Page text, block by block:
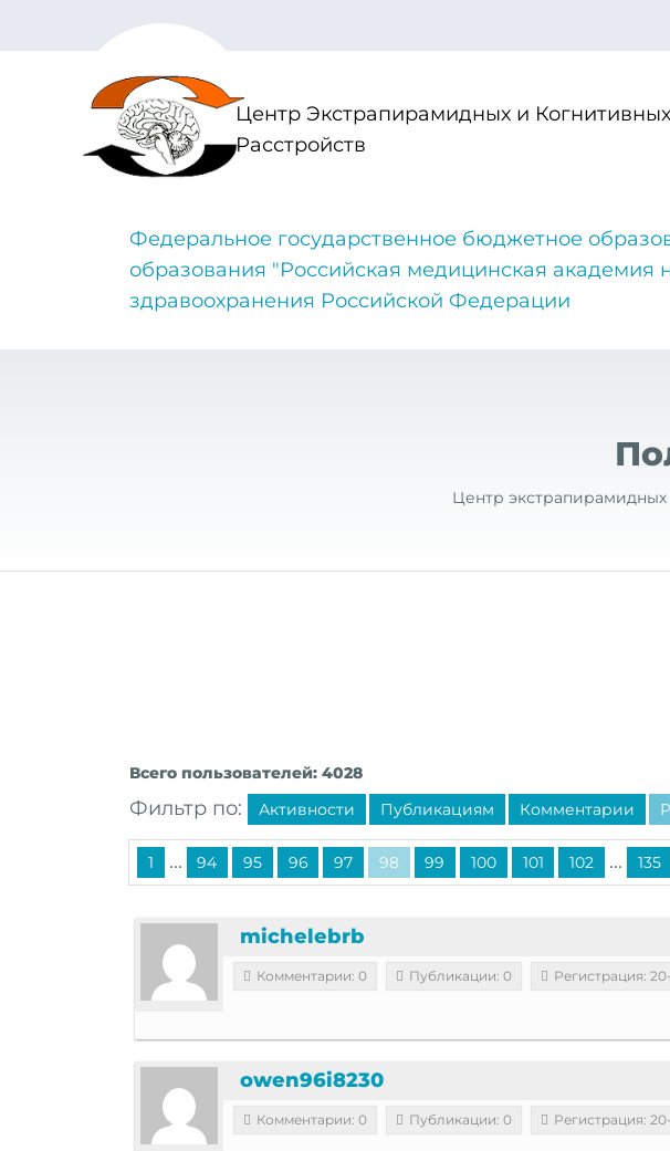
Центр Экстрапирамидных и Когнитивных
Расстройств
Федеральное государственное бюджетное
образования "Российская медицинская
здравоохранения Российской Федерации
Центр
Всего пользователей: 4028
Фильтр по: Активности Публикациям Комментарии
1 ... 94 95 96 97 98 99 100 101 102 ... 135
michelebrb
Комментарии: 0 Публикации: 0 Регистрация:
owen96i8230
Комментарии: 0 Публикации: 0 Регистрация: